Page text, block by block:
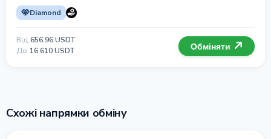
Diamond
Від 656.96 USDT
До 16 610 USDT Обміняти
Схожі напрямки обміну